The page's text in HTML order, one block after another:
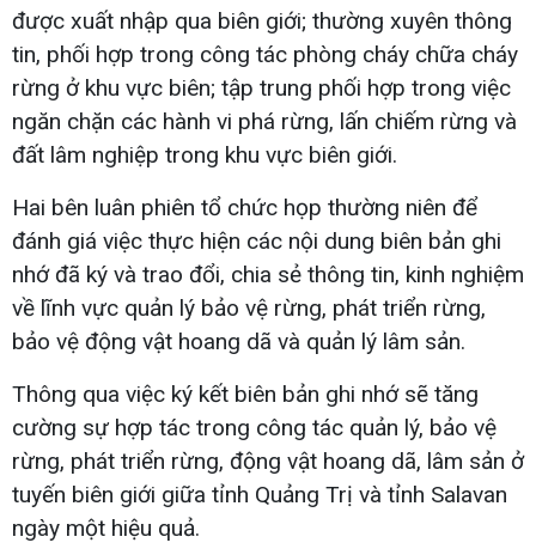
được xuất nhập qua biên giới; thường xuyên thông
tin, phối hợp trong công tác phòng cháy chữa cháy
rừng ở khu vực biên; tập trung phối hợp trong việc
ngăn chặn các hành vi phá rừng, lấn chiếm rừng và
đất lâm nghiệp trong khu vực biên giới.
Hai bên luân phiên tổ chức họp thường niên để
đánh giá việc thực hiện các nội dung biên bản ghi
nhớ đã ký và trao đổi, chia sẻ thông tin, kinh nghiệm
về lĩnh vực quản lý bảo vệ rừng, phát triển rừng,
bảo vệ động vật hoang dã và quản lý lâm sản.
Thông qua việc ký kết biên bản ghi nhớ sẽ tăng
cường sự hợp tác trong công tác quản lý, bảo vệ
rừng, phát triển rừng, động vật hoang dã, lâm sản ở
tuyến biên giới giữa tỉnh Quảng Trị và tỉnh Salavan
ngày một hiệu quả.